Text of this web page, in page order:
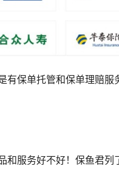
有保单托管和保单理赔服
和服务好不好！保鱼君列